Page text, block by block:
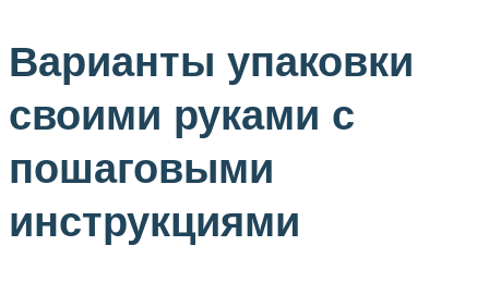
Варианты упаковки
своими руками с
пошаговыми
инструкциями